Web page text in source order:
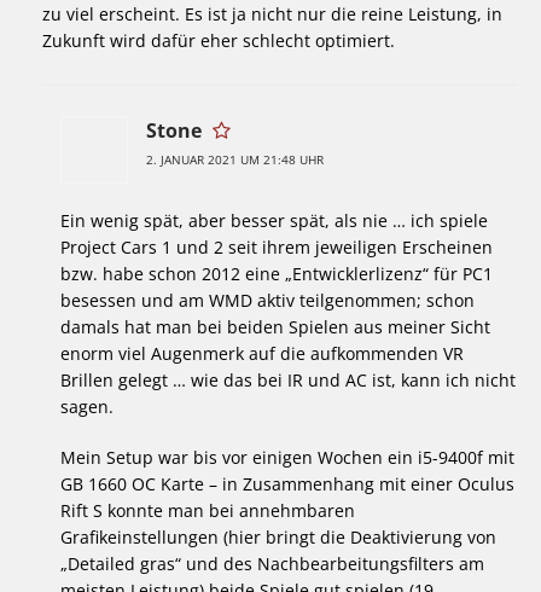
zu viel erscheint. Es ist ja nicht nur die reine Leistung, in
Zukunft wird dafür eher schlecht optimiert.
Stone
2. JANUAR 2021 UM 21:48 UHR
Ein wenig spät, aber besser spät, als nie … ich spiele
Project Cars 1 und 2 seit ihrem jeweiligen Erscheinen
bzw. habe schon 2012 eine „Entwicklerlizenz“ für PC1
besessen und am WMD aktiv teilgenommen; schon
damals hat man bei beiden Spielen aus meiner Sicht
enorm viel Augenmerk auf die aufkommenden VR
Brillen gelegt … wie das bei IR und AC ist, kann ich nicht
sagen.
Mein Setup war bis vor einigen Wochen ein i5-9400f mit
GB 1660 OC Karte – in Zusammenhang mit einer Oculus
Rift S konnte man bei annehmbaren
Grafikeinstellungen (hier bringt die Deaktivierung von
„Detailed gras“ und des Nachbearbeitungsfilters am